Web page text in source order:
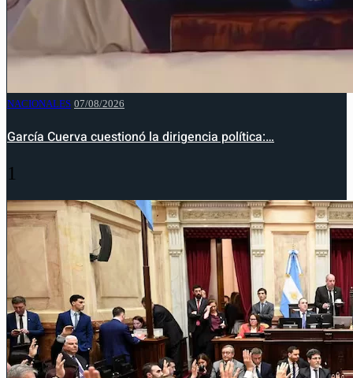
NACIONALES 07/08/2026
García Cuerva cuestionó la dirigencia política:…
1